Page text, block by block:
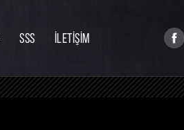
SSS İLETİŞİM